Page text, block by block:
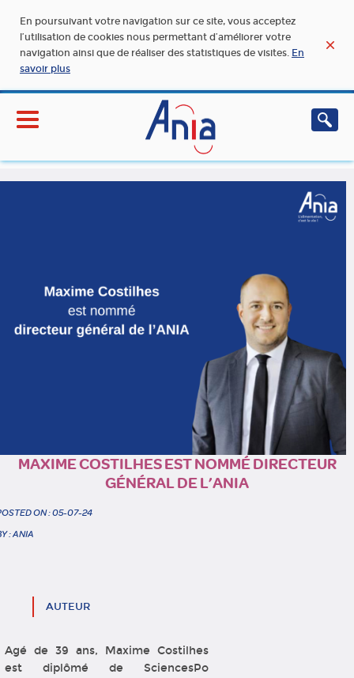
En poursuivant votre navigation sur ce site, vous acceptez
l’utilisation de cookies nous permettant d’améliorer votre
navigation ainsi que de réaliser des statistiques de visites. En
savoir plus
MAXIME COSTILHES EST NOMMÉ DIRECTEUR
GÉNÉRAL DE L’ANIA
ON : 05-07-24
: ANIA
AUTEUR
Agé de 39 ans, Maxime Costilhes
est diplômé de SciencesPo